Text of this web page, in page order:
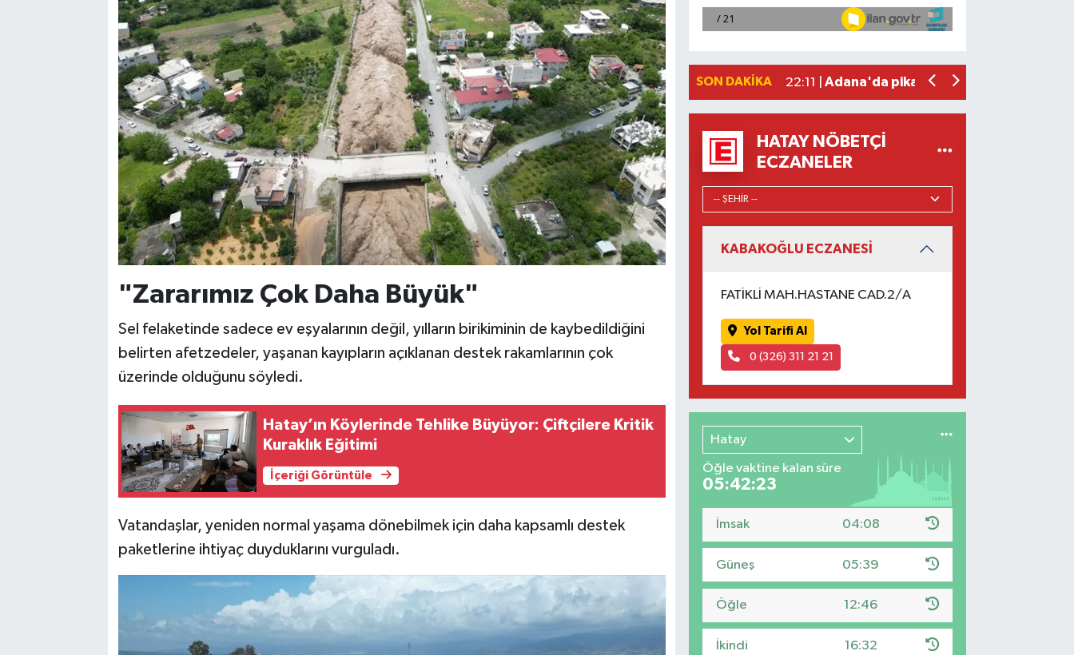
"Zararımız Çok Daha Büyük"
Sel felaketinde sadece ev eşyalarının değil, yılların birikiminin de kaybedildiğini
belirten afetzedeler, yaşanan kayıpların açıklanan destek rakamlarının çok
üzerinde olduğunu söyledi.
Hatay’ın Köylerinde Tehlike Büyüyor: Çiftçilere Kritik
Kuraklık Eğitimi
İçeriği Görüntüle
Vatandaşlar, yeniden normal yaşama dönebilmek için daha kapsamlı destek
paketlerine ihtiyaç duyduklarını vurguladı.
SON DAKIKA
Hataylıların Beklediği Haber Geldi:
22:11 | Adana'da pikap ile çarpışan
HATAY NÖBETÇI
ECZANELER
KABAKOĞLU ECZANESİ
FATİKLİ MAH.HASTANE CAD.2/A
Yol Tarifi Al
0 (326) 311 21 21
Hatay
Öğle vaktine kalan süre
05:42:21
İmsak 04:08
Güneş 05:39
Öğle 12:46
İkindi 16:32